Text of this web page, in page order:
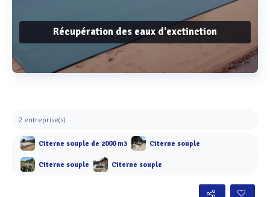
Récupération des eaux d'exctinction
2 entreprise(s)
Citerne souple de 2000 m3 Citerne souple
Citerne souple Citerne souple